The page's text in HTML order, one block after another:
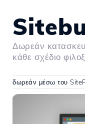
Δωρεάν
κάθε σχέδιο
δωρεάν μέσω του